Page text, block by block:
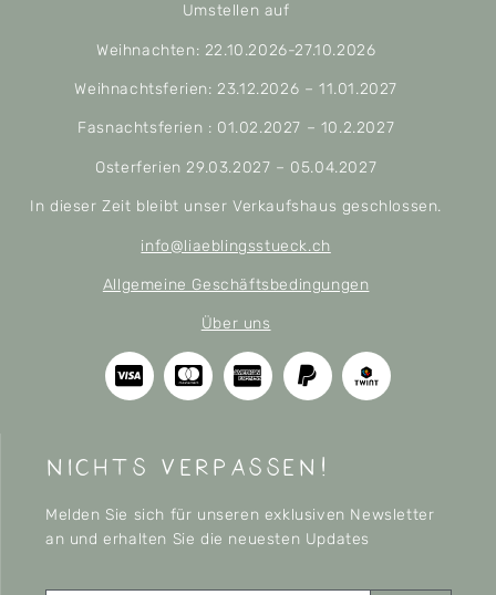
Umstellen auf
Weihnachten: 22.10.2026-27.10.2026
Weihnachtsferien: 23.12.2026 – 11.01.2027
Fasnachtsferien : 01.02.2027 – 10.2.2027
Osterferien 29.03.2027 – 05.04.2027
In dieser Zeit bleibt unser Verkaufshaus geschlossen.
info@liaeblingsstueck.ch
Allgemeine Geschäftsbedingungen
Über uns
nichts verpassen!
Melden Sie sich für unseren exklusiven Newsletter
an und erhalten Sie die neuesten Updates